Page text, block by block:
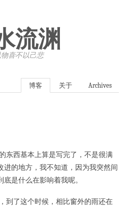
流渊
喜·不以己悲
博客 关于 Archives
东西基本上算是写完了，不是很满
进的地方，我不知道，因为我突然间
是什么在影响着我呢。
到了这个时候，相比窗外的雨还在